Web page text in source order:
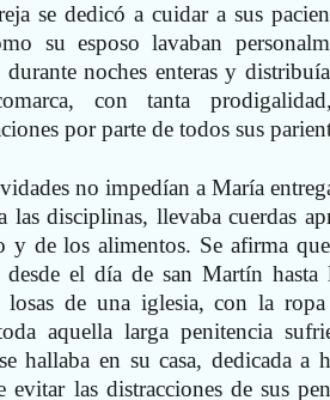
se dedicó a cuidar a sus
su esposo lavaban
durante noches enteras y
con tanta
por parte de todos sus
no impedían a María
las disciplinas, llevaba cuerdas
y de los alimentos. Se afirma
el día de san Martín hasta
losas de una iglesia, con la
aquella larga penitencia
hallaba en su casa, dedicada
evitar las distracciones de sus